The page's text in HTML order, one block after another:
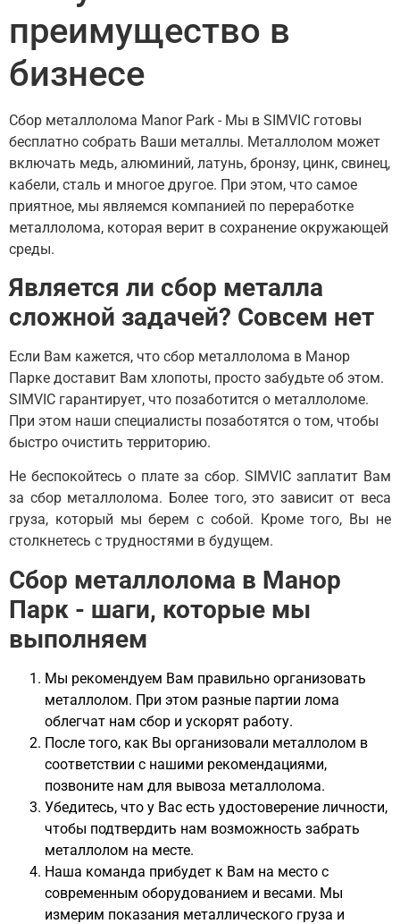
преимущество в
бизнесе
Сбор металлолома Manor Park - Мы в SIMVIC готовы
бесплатно собрать Ваши металлы. Металлолом может
включать медь, алюминий, латунь, бронзу, цинк, свинец,
кабели, сталь и многое другое. При этом, что самое
приятное, мы являемся компанией по переработке
металлолома, которая верит в сохранение окружающей
среды.
Является ли сбор металла
сложной задачей? Совсем нет
Если Вам кажется, что сбор металлолома в Манор
Парке доставит Вам хлопоты, просто забудьте об этом.
SIMVIC гарантирует, что позаботится о металлоломе.
При этом наши специалисты позаботятся о том, чтобы
быстро очистить территорию.
Не беспокойтесь о плате за сбор. SIMVIC заплатит Вам
за сбор металлолома. Более того, это зависит от веса
груза, который мы берем с собой. Кроме того, Вы не
столкнетесь с трудностями в будущем.
Сбор металлолома в Манор
Парк - шаги, которые мы
выполняем
Мы рекомендуем Вам правильно организовать
металлолом. При этом разные партии лома
облегчат нам сбор и ускорят работу.
После того, как Вы организовали металлолом в
соответствии с нашими рекомендациями,
позвоните нам для вывоза металлолома.
Убедитесь, что у Вас есть удостоверение личности,
чтобы подтвердить нам возможность забрать
металлолом на месте.
Наша команда прибудет к Вам на место с
современным оборудованием и весами. Мы
измерим показания металлического груза и